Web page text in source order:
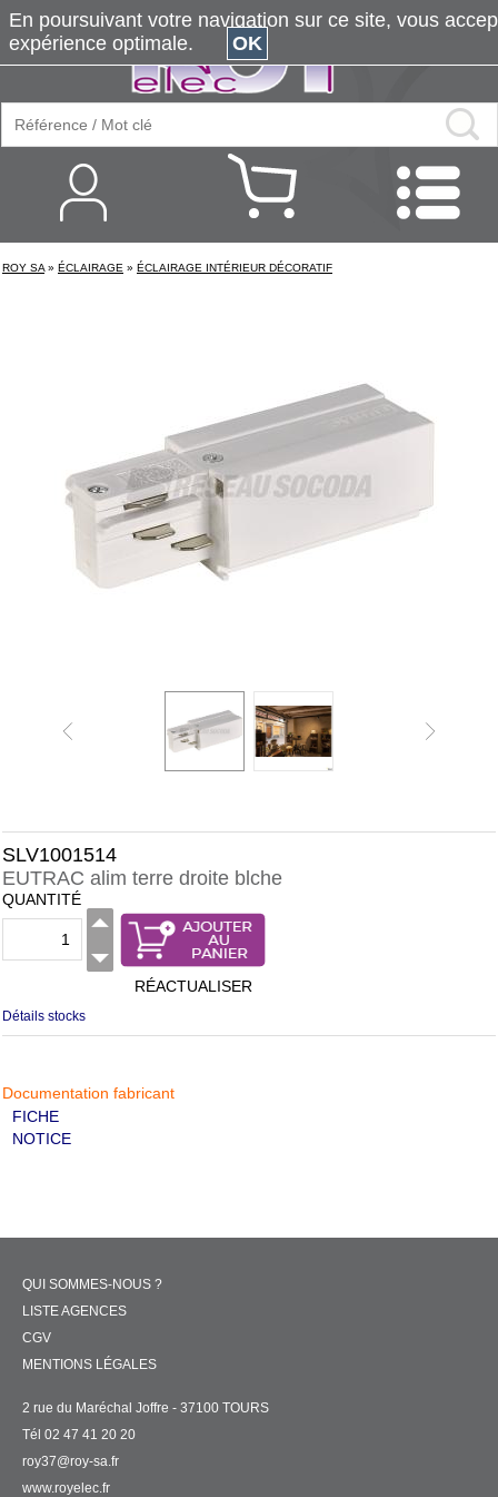
ROY SA » ÉCLAIRAGE » ÉCLAIRAGE INTÉRIEUR DÉCORATIF
SLV1001514
EUTRAC alim terre droite blche
QUANTITÉ
RÉACTUALISER
Détails stocks
Documentation fabricant
FICHE
NOTICE
QUI SOMMES-NOUS ?
LISTE AGENCES
CGV
MENTIONS LÉGALES
2 rue du Maréchal Joffre - 37100 TOURS
Tél 02 47 41 20 20
roy37@roy-sa.fr
www.royelec.fr
En poursuivant votre navigation sur ce site, vous
expérience optimale.
OK